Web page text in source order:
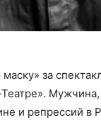
за
и репрессий в